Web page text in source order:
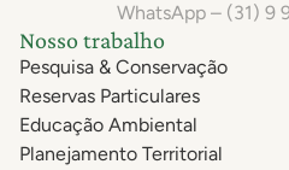
WhatsApp – (31) 9
Nosso trabalho
Pesquisa & Conservação
Reservas Particulares
Educação Ambiental
Planejamento Territorial